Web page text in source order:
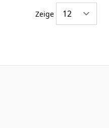
Zeige